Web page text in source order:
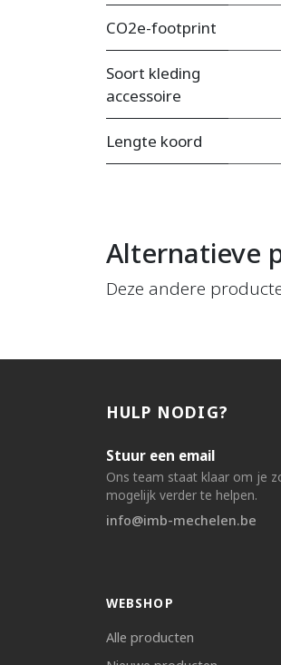
CO2e-footprint
Soort kleding
accessoire
Lengte koord
Alternatieve
Deze andere
HULP NODIG?
Stuur een email
Ons team staat klaar om je
mogelijk verder te helpen.
info@imb-mechelen.be
WEBSHOP
Alle producten